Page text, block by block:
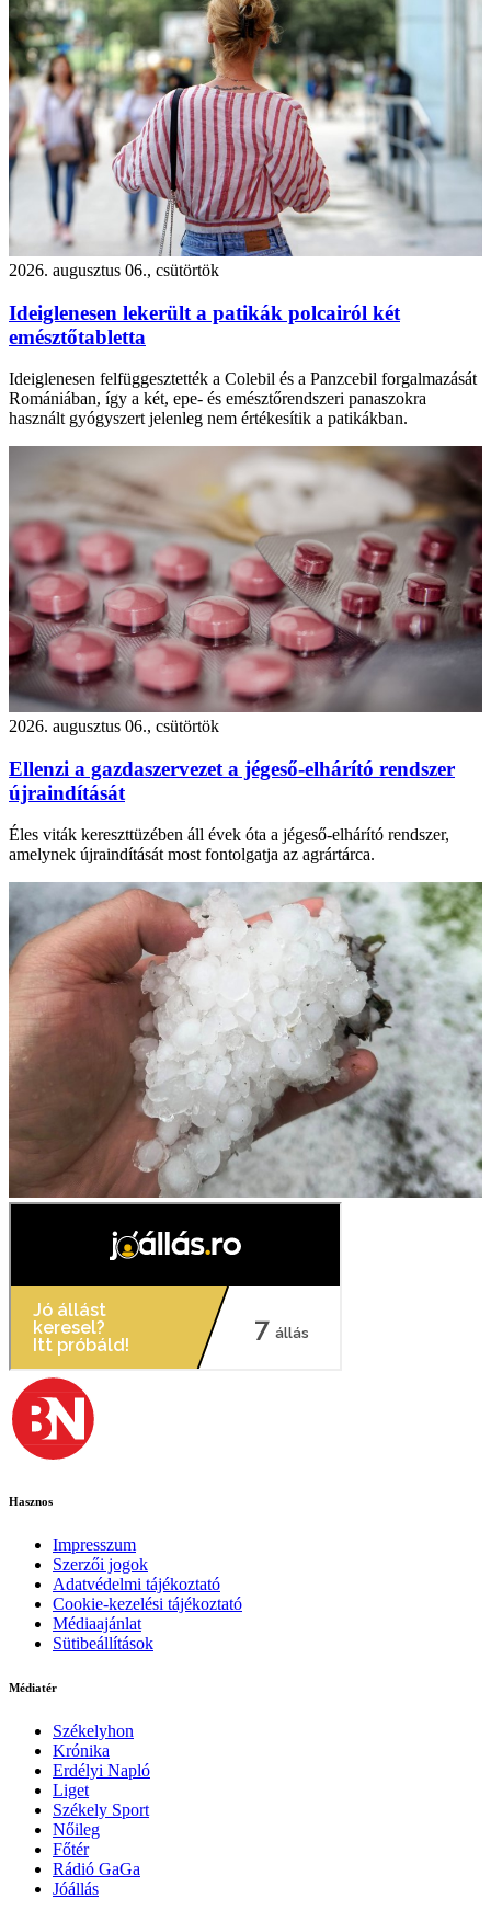
2026. augusztus 06., csütörtök
Ideiglenesen lekerült a patikák polcairól két
emésztőtabletta
Ideiglenesen felfüggesztették a Colebil és a Panzcebil forgalmazását
Romániában, így a két, epe- és emésztőrendszeri panaszokra
használt gyógyszert jelenleg nem értékesítik a patikákban.
2026. augusztus 06., csütörtök
Ellenzi a gazdaszervezet a jégeső-elhárító rendszer
újraindítását
Éles viták kereszttüzében áll évek óta a jégeső-elhárító rendszer,
amelynek újraindítását most fontolgatja az agrártárca.
Hasznos
Impresszum
Szerzői jogok
Adatvédelmi tájékoztató
Cookie-kezelési tájékoztató
Médiaajánlat
Sütibeállítások
Médiatér
Székelyhon
Krónika
Erdélyi Napló
Liget
Székely Sport
Nőileg
Főtér
Rádió GaGa
Jóállás